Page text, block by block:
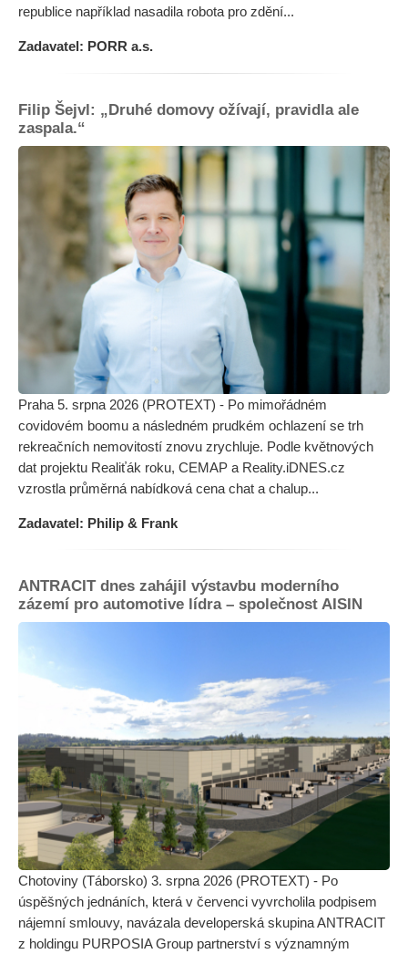
republice například nasadila robota pro zdění...
Zadavatel: PORR a.s.
Filip Šejvl: „Druhé domovy ožívají, pravidla ale
zaspala.“
Praha 5. srpna 2026 (PROTEXT) - Po mimořádném
covidovém boomu a následném prudkém ochlazení se trh
rekreačních nemovitostí znovu zrychluje. Podle květnových
dat projektu Realiťák roku, CEMAP a Reality.iDNES.cz
vzrostla průměrná nabídková cena chat a chalup...
Zadavatel: Philip & Frank
ANTRACIT dnes zahájil výstavbu moderního
zázemí pro automotive lídra – společnost AISIN
Chotoviny (Táborsko) 3. srpna 2026 (PROTEXT) - Po
úspěšných jednáních, která v červenci vyvrcholila podpisem
nájemní smlouvy, navázala developerská skupina ANTRACIT
z holdingu PURPOSIA Group partnerství s významným